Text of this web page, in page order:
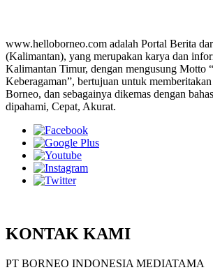
www.helloborneo.com adalah Portal Berita
(Kalimantan), yang merupakan karya dan
Kalimantan Timur, dengan mengusung Motto
Keberagaman”, bertujuan untuk
Borneo, dan sebagainya dikemas dengan
dipahami, Cepat, Akurat.
KONTAK KAMI
PT BORNEO INDONESIA MEDIATAMA